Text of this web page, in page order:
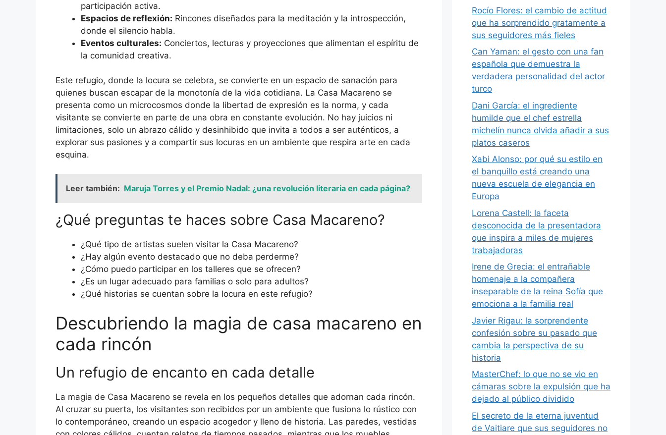
participación activa.
Espacios de reflexión: Rincones diseñados para la meditación y la introspección,
donde el silencio habla.
Eventos culturales: Conciertos, lecturas y proyecciones que alimentan el espíritu de
la comunidad creativa.
Este refugio, donde la locura se celebra, se convierte en un espacio de sanación para
quienes buscan escapar de la monotonía de la vida cotidiana. La Casa Macareno se
presenta como un microcosmos donde la libertad de expresión es la norma, y cada
visitante se convierte en parte de una obra en constante evolución. No hay juicios ni
limitaciones, solo un abrazo cálido y desinhibido que invita a todos a ser auténticos, a
explorar sus pasiones y a compartir sus locuras en un ambiente que respira arte en cada
esquina.
Leer también: Maruja Torres y el Premio Nadal: ¿una revolución literaria en cada página?
¿Qué preguntas te haces sobre Casa Macareno?
¿Qué tipo de artistas suelen visitar la Casa Macareno?
¿Hay algún evento destacado que no deba perderme?
¿Cómo puedo participar en los talleres que se ofrecen?
¿Es un lugar adecuado para familias o solo para adultos?
¿Qué historias se cuentan sobre la locura en este refugio?
Descubriendo la magia de casa macareno en
cada rincón
Un refugio de encanto en cada detalle
La magia de Casa Macareno se revela en los pequeños detalles que adornan cada rincón.
Al cruzar su puerta, los visitantes son recibidos por un ambiente que fusiona lo rústico con
lo contemporáneo, creando un espacio acogedor y lleno de historia. Las paredes, vestidas
Rocío Flores: el cambio de actitud
que ha sorprendido gratamente a
sus seguidores más fieles
Can Yaman: el gesto con una fan
española que demuestra la
verdadera personalidad del actor
turco
Dani García: el ingrediente
humilde que el chef estrella
michelín nunca olvida añadir a sus
platos caseros
Xabi Alonso: por qué su estilo en
el banquillo está creando una
nueva escuela de elegancia en
Europa
Lorena Castell: la faceta
desconocida de la presentadora
que inspira a miles de mujeres
trabajadoras
Irene de Grecia: el entrañable
homenaje a la compañera
inseparable de la reina Sofía que
emociona a la familia real
Javier Rigau: la sorprendente
confesión sobre su pasado que
cambia la perspectiva de su
historia
MasterChef: lo que no se vio en
cámaras sobre la expulsión que ha
dejado al público dividido
El secreto de la eterna juventud
de Vaitiare que sus seguidores no